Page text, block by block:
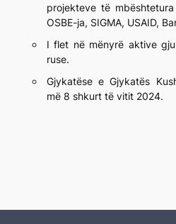
projekteve të
OSBE-ja, SIGMA, USAID,
I flet në mënyrë aktive
ruse.
Gjykatëse e Gjykatës
më 8 shkurt të vitit 2024.